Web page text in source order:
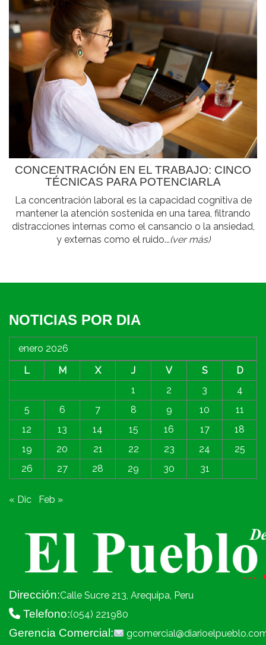
CONCENTRACIÓN EN EL TRABAJO: CINCO
TÉCNICAS PARA POTENCIARLA
La concentración laboral es la capacidad cognitiva de
mantener la atención sostenida en una tarea, filtrando
distracciones internas como el cansancio o la ansiedad,
y externas como el ruido...(ver más)
NOTICIAS POR DIA
enero 2026
L
M X J V S
D
1
2 3
4
5
6 7 8 9 10
11
12
13 14 15 16 17
18
19
20 21 22 23 24
25
26
27 28 29 30 31
« Dic Feb »
Dirección:Calle Sucre 213, Arequipa, Peru
Telefono:(054) 221980
Gerencia Comercial: